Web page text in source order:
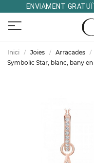
ENVIAMENT
Inici Joies Arracades
Symbolic Star, blanc, bany